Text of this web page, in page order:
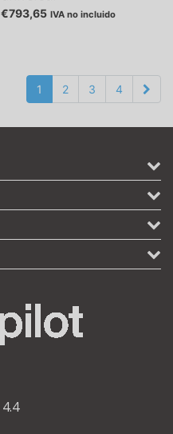
€793,65 IVA no incluido
1 2 3 4
4.4